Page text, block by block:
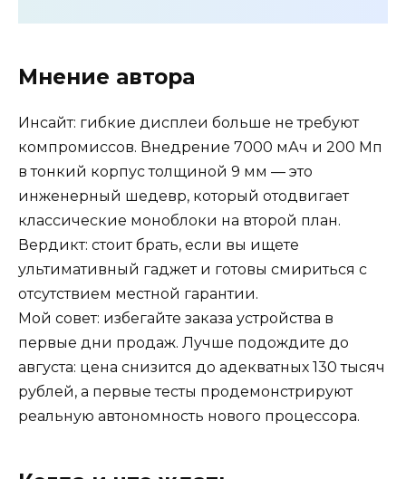
Мнение автора
Инсайт: гибкие дисплеи больше не требуют
компромиссов. Внедрение 7000 мАч и 200 Мп
в тонкий корпус толщиной 9 мм — это
инженерный шедевр, который отодвигает
классические моноблоки на второй план.
Вердикт: стоит брать, если вы ищете
ультимативный гаджет и готовы смириться с
отсутствием местной гарантии.
Мой совет: избегайте заказа устройства в
первые дни продаж. Лучше подождите до
августа: цена снизится до адекватных 130 тысяч
рублей, а первые тесты продемонстрируют
реальную автономность нового процессора.